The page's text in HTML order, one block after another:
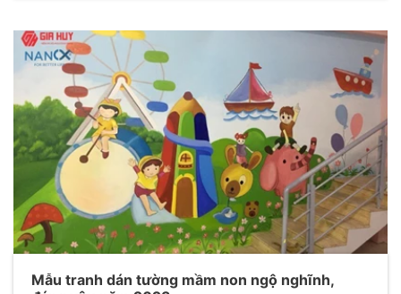
Mẫu tranh dán tường mầm non ngộ nghĩnh,